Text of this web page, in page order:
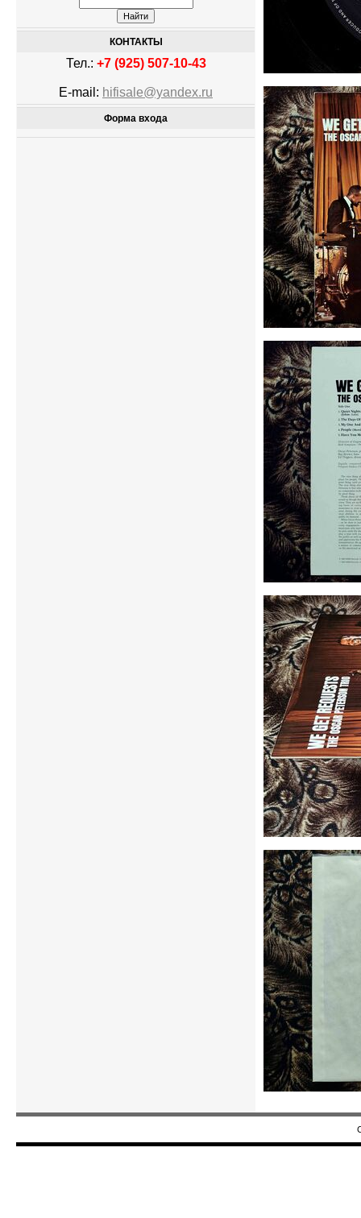
КОНТАКТЫ
Тел.: +7 (925) 507-10-43
E-mail: hifisale@yandex.ru
Форма входа